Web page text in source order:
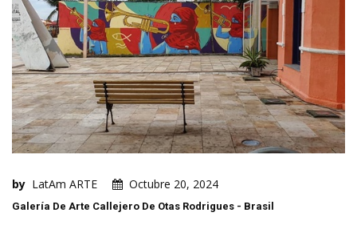
by LatAm ARTE Octubre 20, 2024
Galería De Arte Callejero De Otas Rodrigues - Brasil